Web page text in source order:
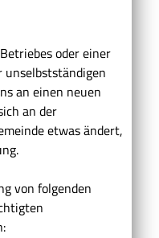
oder einer
unselbstständigen
an einen neuen
an der
etwas ändert,
von folgenden